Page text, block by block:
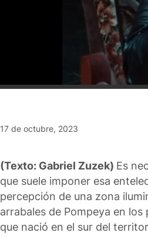
17 de octubre, 2023
(Texto: Gabriel Zuzek) Es
que suele imponer esa
percepción de una zona
arrabales de Pompeya en
que nació en el sur del